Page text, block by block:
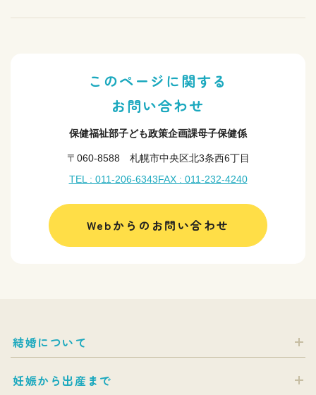
このページに関する
お問い合わせ
保健福祉部子ども政策企画課母子保健係
〒060-8588 札幌市中央区北3条西6丁目
TEL : 011-206-6343FAX : 011-232-4240
Webからのお問い合わせ
結婚について
妊娠から出産まで